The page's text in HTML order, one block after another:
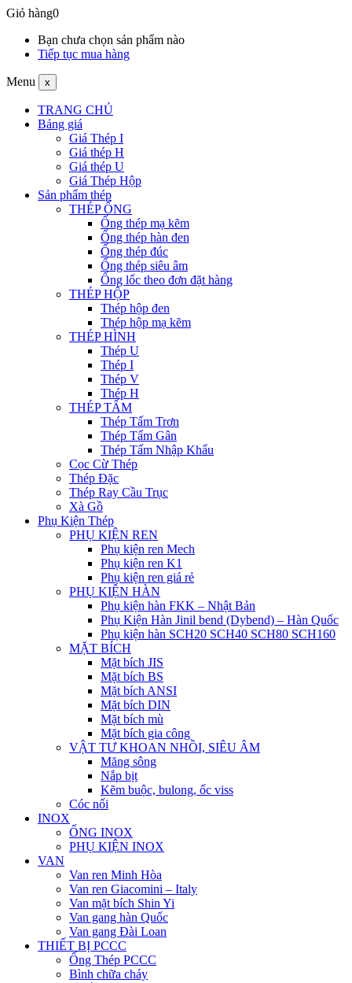
Giỏ hàng0
Bạn chưa chọn sản phẩm nào
Tiếp tục mua hàng
Menu x
TRANG CHỦ
Bảng giá
Giá Thép I
Giá thép H
Giá thép U
Giá Thép Hộp
Sản phẩm thép
THÉP ỐNG
Ống thép mạ kẽm
Ống thép hàn đen
Ống thép đúc
Ống thép siêu âm
Ống lốc theo đơn đặt hàng
THÉP HỘP
Thép hộp đen
Thép hộp mạ kẽm
THÉP HÌNH
Thép U
Thép I
Thép V
Thép H
THÉP TẤM
Thép Tấm Trơn
Thép Tấm Gân
Thép Tấm Nhập Khẩu
Cọc Cừ Thép
Thép Đặc
Thép Ray Cầu Trục
Xà Gồ
Phụ Kiện Thép
PHỤ KIỆN REN
Phụ kiện ren Mech
Phụ kiện ren K1
Phụ kiện ren giá rẻ
PHỤ KIỆN HÀN
Phụ kiện hàn FKK – Nhật Bản
Phụ Kiện Hàn Jinil bend (Dybend) – Hàn Quốc
Phụ kiện hàn SCH20 SCH40 SCH80 SCH160
MẶT BÍCH
Mặt bích JIS
Mặt bích BS
Mặt bích ANSI
Mặt bích DIN
Mặt bích mù
Mặt bích gia công
VẬT TƯ KHOAN NHỒI, SIÊU ÂM
Măng sông
Nắp bịt
Kẽm buộc, bulong, ốc viss
Cóc nối
INOX
ỐNG INOX
PHỤ KIỆN INOX
VAN
Van ren Minh Hòa
Van ren Giacomini – Italy
Van mặt bích Shin Yi
Van gang hàn Quốc
Van gang Đài Loan
THIẾT BỊ PCCC
Ống Thép PCCC
Bình chữa cháy